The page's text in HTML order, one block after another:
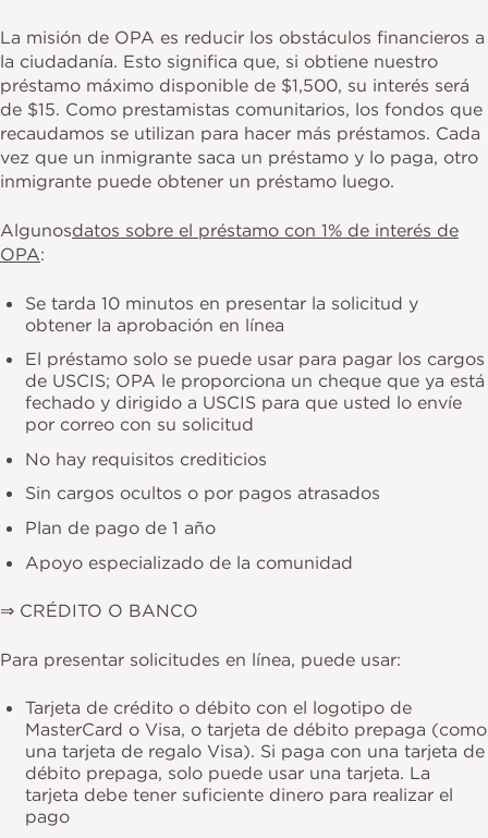
La misión de OPA es reducir los obstáculos financieros a
la ciudadanía. Esto significa que, si obtiene nuestro
préstamo máximo disponible de $1,500, su interés será
de $15. Como prestamistas comunitarios, los fondos que
recaudamos se utilizan para hacer más préstamos. Cada
vez que un inmigrante saca un préstamo y lo paga, otro
inmigrante puede obtener un préstamo luego.
Algunosdatos sobre el préstamo con 1% de interés de
OPA:
Se tarda 10 minutos en presentar la solicitud y
obtener la aprobación en línea
El préstamo solo se puede usar para pagar los cargos
de USCIS; OPA le proporciona un cheque que ya está
fechado y dirigido a USCIS para que usted lo envíe
por correo con su solicitud
No hay requisitos crediticios
Sin cargos ocultos o por pagos atrasados
Plan de pago de 1 año
Apoyo especializado de la comunidad
⇒ CRÉDITO O BANCO
Para presentar solicitudes en línea, puede usar:
Tarjeta de crédito o débito con el logotipo de
MasterCard o Visa, o tarjeta de débito prepaga (como
una tarjeta de regalo Visa). Si paga con una tarjeta de
débito prepaga, solo puede usar una tarjeta. La
tarjeta debe tener suficiente dinero para realizar el
pago